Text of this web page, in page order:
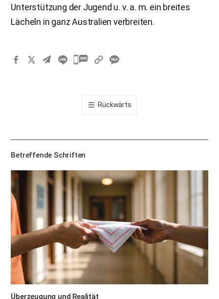
Unterstützung der Jugend u. v. a. m. ein breites
Lächeln in ganz Australien verbreiten.
카
톡
공
기
Rückwärts
Betreffende Schriften
Überzeugung und Realität